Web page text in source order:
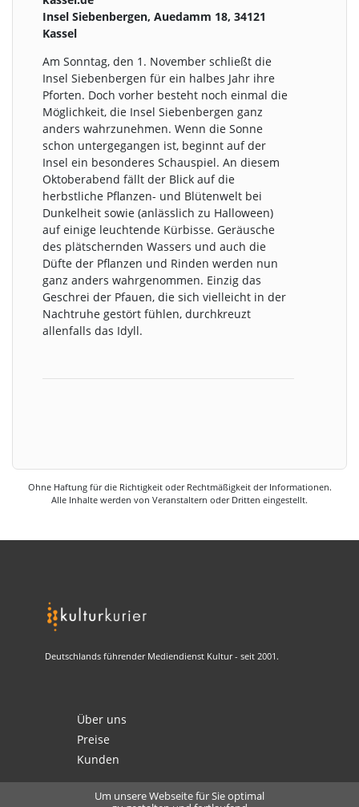
Insel Siebenbergen, Auedamm 18, 34121
Kassel
Am Sonntag, den 1. November schließt die
Insel Siebenbergen für ein halbes Jahr ihre
Pforten. Doch vorher besteht noch einmal die
Möglichkeit, die Insel Siebenbergen ganz
anders wahrzunehmen. Wenn die Sonne
schon untergegangen ist, beginnt auf der
Insel ein besonderes Schauspiel. An diesem
Oktoberabend fällt der Blick auf die
herbstliche Pflanzen- und Blütenwelt bei
Dunkelheit sowie (anlässlich zu Halloween)
auf einige leuchtende Kürbisse. Geräusche
des plätschernden Wassers und auch die
Düfte der Pflanzen und Rinden werden nun
ganz anders wahrgenommen. Einzig das
Geschrei der Pfauen, die sich vielleicht in der
Nachtruhe gestört fühlen, durchkreuzt
allenfalls das Idyll.
Ohne Haftung für die Richtigkeit oder Rechtmäßigkeit der Informationen.
Alle Inhalte werden von Veranstaltern oder Dritten eingestellt.
Deutschlands führender Mediendienst Kultur - seit 2001.
Über uns
Preise
Kunden
Um unsere Webseite für Sie optimal